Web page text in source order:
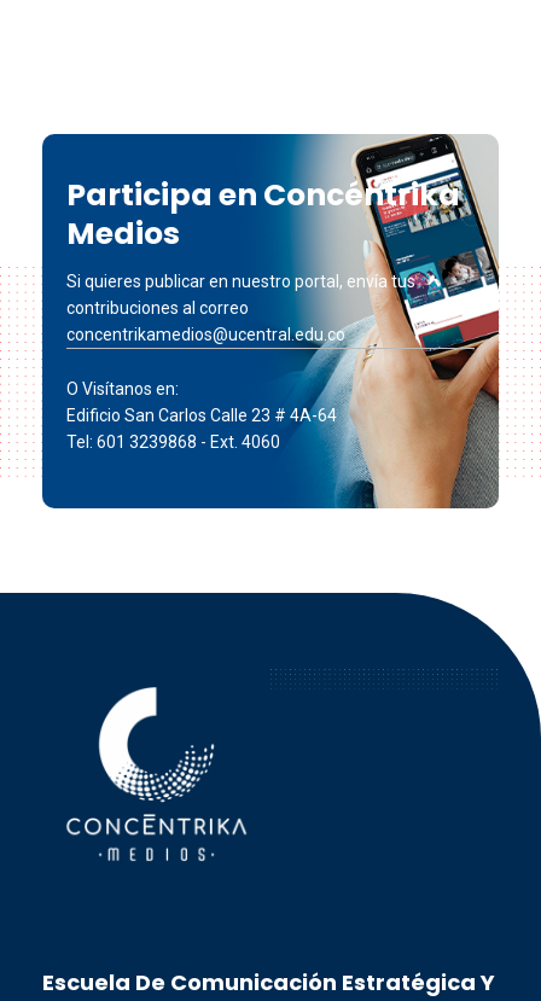
Participa en Concéntrika
Medios
Si quieres publicar en nuestro portal, envía tus
contribuciones al correo
concentrikamedios@ucentral.edu.co
O Visítanos en:
Edificio San Carlos Calle 23 # 4A-64
Tel: 601 3239868 - Ext. 4060
Escuela De Comunicación Estratégica Y